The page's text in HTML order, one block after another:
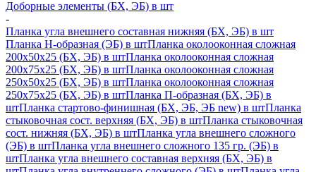
Доборные элементы (БХ, ЭБ) в шт
-
Планка угла внешнего составная нижняя (БХ, ЭБ) в шт
Планка H-образная (ЭБ) в штПланка околооконная сложная
200х50х25 (БХ, ЭБ) в штПланка околооконная сложная
200х75х25 (БХ, ЭБ) в штПланка околооконная сложная
250х50х25 (БХ, ЭБ) в штПланка околооконная сложная
250х75х25 (БХ, ЭБ) в штПланка П-образная (БХ, ЭБ) в
штПланка стартово-финишная (БХ, ЭБ, ЭБ new) в штПланка
стыковочная сост. верхняя (БХ, ЭБ) в штПланка стыковочная
сост. нижняя (БХ, ЭБ) в штПланка угла внешнего сложного
(ЭБ) в штПланка угла внешнего сложного 135 гр. (ЭБ) в
штПланка угла внешнего составная верхняя (БХ, ЭБ) в